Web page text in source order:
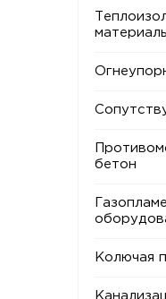
бетон
Колючая